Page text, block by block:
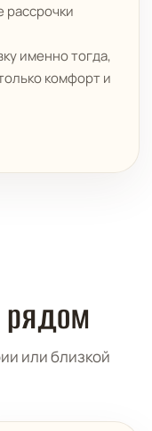
рассрочки
именно тогда,
комфорт и
рядом
или близкой